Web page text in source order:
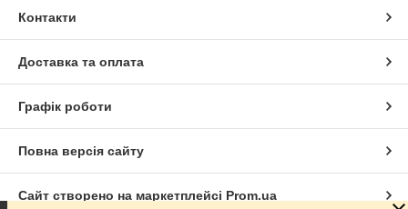
Контакти
Доставка та оплата
Графік роботи
Повна версія сайту
Сайт створено на маркетплейсі Prom.ua